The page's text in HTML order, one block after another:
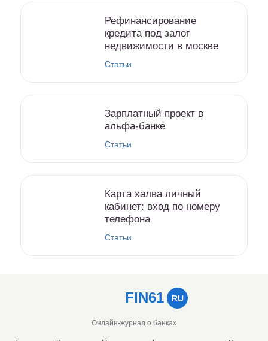
Рефинансирование
кредита под залог
недвижимости в москве
Статьи
Зарплатный проект в
альфа-банке
Статьи
Карта халва личный
кабинет: вход по номеру
телефона
Статьи
FIN61 RU
Онлайн-журнал о банках